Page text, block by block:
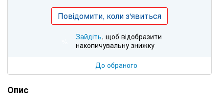
Повідомити, коли з'явиться
Зайдіть, щоб відобразити
накопичувальну знижку
До обраного
Опис